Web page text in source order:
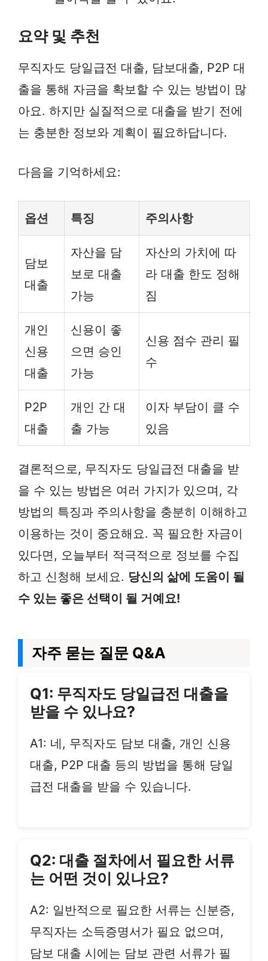
요약 및 추천
무직자도 당일급전 대출, 담보대출, P2P 대
출을 통해 자금을 확보할 수 있는 방법이 많
아요. 하지만 실질적으로 대출을 받기 전에
는 충분한 정보와 계획이 필요하답니다.
다음을 기억하세요:
옵션 특징 주의사항
담보
대출
자산을 담
보로 대출
가능
자산의 가치에 따
라 대출 한도 정해
짐
개인
신용
대출
신용이 좋
으면 승인
가능
신용 점수 관리 필
수
P2P
대출
개인 간 대
출 가능
이자 부담이 클 수
있음
결론적으로, 무직자도 당일급전 대출을 받
을 수 있는 방법은 여러 가지가 있으며, 각
방법의 특징과 주의사항을 충분히 이해하고
이용하는 것이 중요해요. 꼭 필요한 자금이
있다면, 오늘부터 적극적으로 정보를 수집
하고 신청해 보세요. 당신의 삶에 도움이 될
수 있는 좋은 선택이 될 거예요!
자주 묻는 질문 Q&A
Q1: 무직자도 당일급전 대출을
받을 수 있나요?
A1: 네, 무직자도 담보 대출, 개인 신용
대출, P2P 대출 등의 방법을 통해 당일
급전 대출을 받을 수 있습니다.
Q2: 대출 절차에서 필요한 서류
는 어떤 것이 있나요?
A2: 일반적으로 필요한 서류는 신분증,
무직자는 소득증명서가 필요 없으며,
담보 대출 시에는 담보 관련 서류가 필